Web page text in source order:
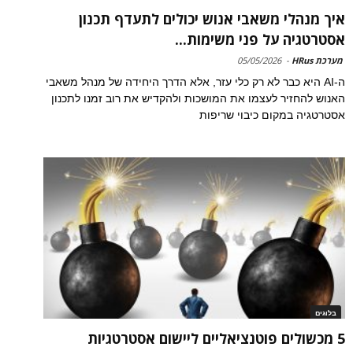
איך מנהלי משאבי אנוש יכולים לתעדף תכנון
אסטרטגיה על פני משימות...
מערכת HRus -
05/05/2026
ה-AI היא כבר לא רק כלי עזר, אלא הדרך היחידה של מנהל משאבי
האנוש להחזיר לעצמו את המושכות ולהקדיש את רוב זמנו לתכנון
אסטרטגיה במקום כיבוי שריפות
בלוגים
5 מכשולים פוטנציאליים ליישום אסטרטגיות